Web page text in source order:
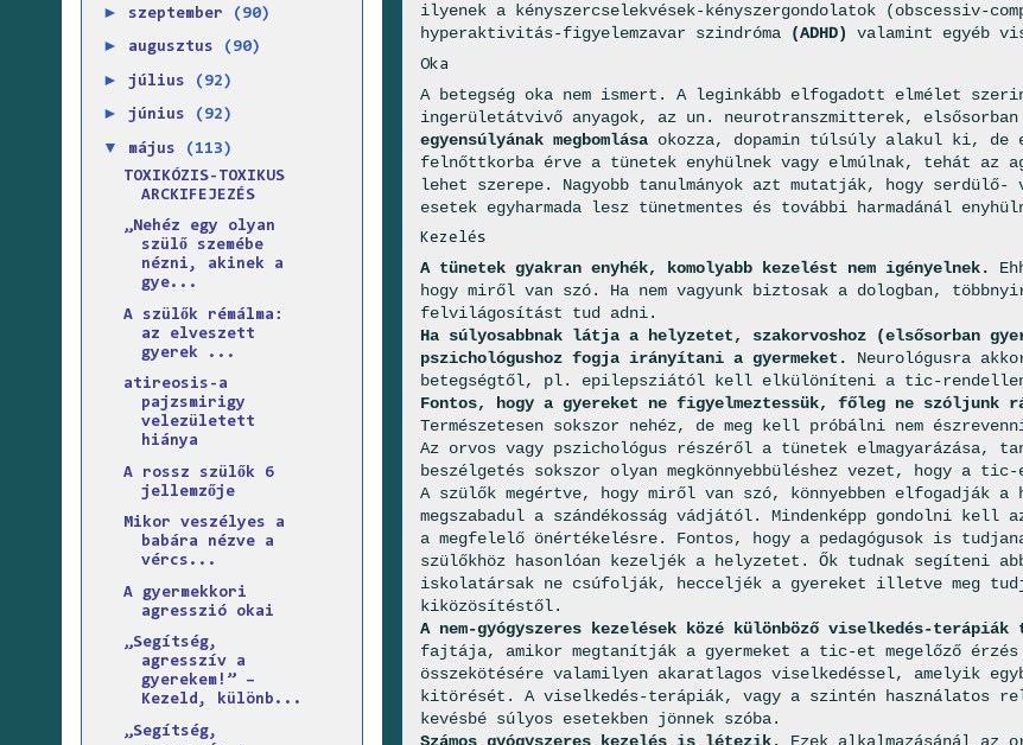
ilyenek a kényszercselekvések-kényszergondolatok (obscessiv-
hyperaktivitás-figyelemzavar szindróma
(ADHD) valamint egyéb
Oka
A betegség oka nem ismert. A leginkább elfogadott elmélet
ingerületátvivő anyagok, az un. neurotranszmitterek, elsősorban
egyensúlyának megbomlása okozza, dopamin túlsúly alakul ki, de
felnőttkorba érve a tünetek enyhülnek vagy elmúlnak, tehát az
lehet szerepe. Nagyobb tanulmányok azt mutatják, hogy
esetek egyharmada lesz tünetmentes és további harmadánál
Kezelés
A tünetek gyakran enyhék, komolyabb kezelést nem igényelnek.
hogy miről van szó. Ha nem vagyunk biztosak a dologban,
felvilágosítást tud adni.
Ha súlyosabbnak látja a helyzetet, szakorvoshoz (elsősorban
pszichológushoz fogja irányítani a gyermeket.
Neurológusra
betegségtől, pl. epilepsziától kell elkülöníteni a tic-
Fontos, hogy a gyereket ne figyelmeztessük, főleg ne szóljunk
Természetesen sokszor nehéz, de meg kell próbálni nem
Az orvos vagy pszichológus részéről a tünetek elmagyarázása,
beszélgetés sokszor olyan megkönnyebbüléshez vezet, hogy a tic-
A szülők megértve, hogy miről van szó, könnyebben elfogadják
megszabadul a szándékosság vádjától. Mindenképp gondolni kell
a megfelelő önértékelésre. Fontos, hogy a pedagógusok is
szülőkhöz hasonlóan kezeljék a helyzetet. Ők tudnak segíteni
iskolatársak ne csúfolják, hecceljék a gyereket illetve meg
kiközösítéstől.
A nem-gyógyszeres kezelések közé különböző viselkedés-terápiák
fajtája, amikor megtanítják a gyermeket a tic-et megelőző
összekötésére valamilyen akaratlagos viselkedéssel, amelyik
kitörését. A viselkedés-terápiák, vagy a szintén használatos
kevésbé súlyos esetekben jönnek szóba.
► szeptember (90)
► augusztus (90)
► július (92)
► június (92)
▼ május
(113)
TOXIKÓZIS-TOXIKUS
ARCKIFEJEZÉS
„Nehéz egy olyan
szülő szemébe
nézni, akinek a
gye...
A szülők rémálma:
az elveszett
gyerek ...
atireosis-a
pajzsmirigy
velezületett
hiánya
A rossz szülők 6
jellemzője
Mikor veszélyes a
babára nézve a
vércs...
A gyermekkori
agresszió okai
„Segítség,
agresszív a
gyerekem!” –
Kezeld, különb...
„Segítség,